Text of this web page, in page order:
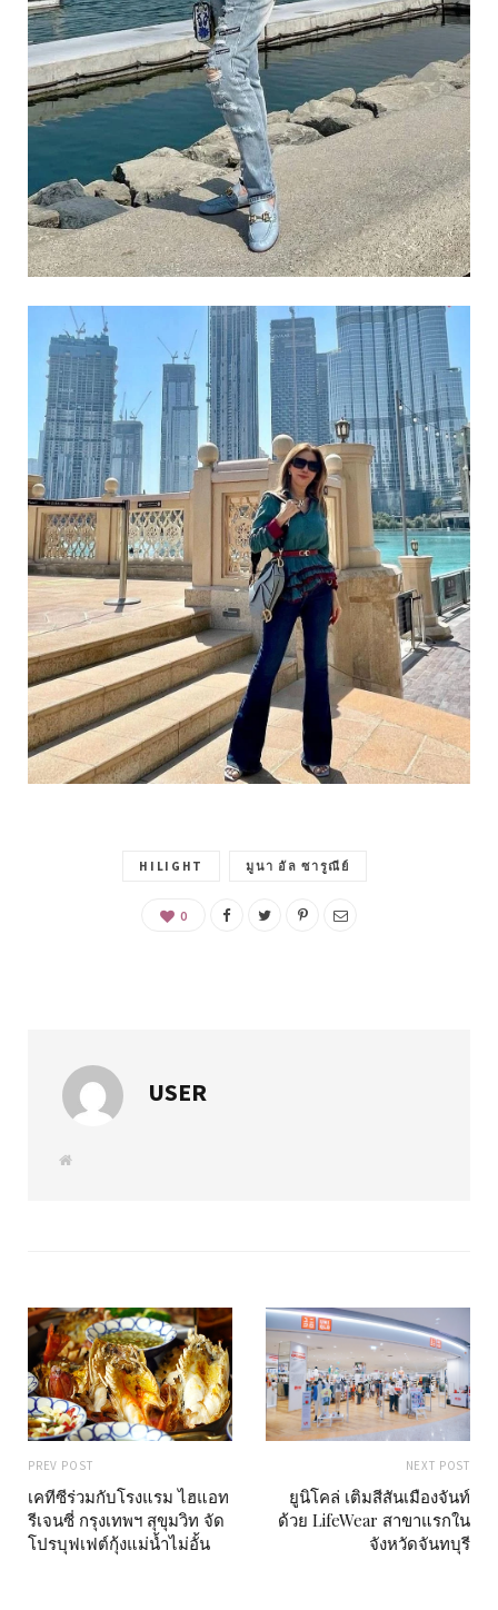
HILIGHT มูนา อัล ซารูณีย์
0
USER
W
PREV POST
เคทีซีร่วมกับโรงแรม ไฮแอท
รีเจนซี่ กรุงเทพฯ สุขุมวิท จัด
โปรบุฟเฟต์กุ้งแม่น้ำไม่อั้น
NEXT POST
ยูนิโคล่ เติมสีสันเมืองจันท์
ด้วย LifeWear สาขาแรกใน
จังหวัดจันทบุรี